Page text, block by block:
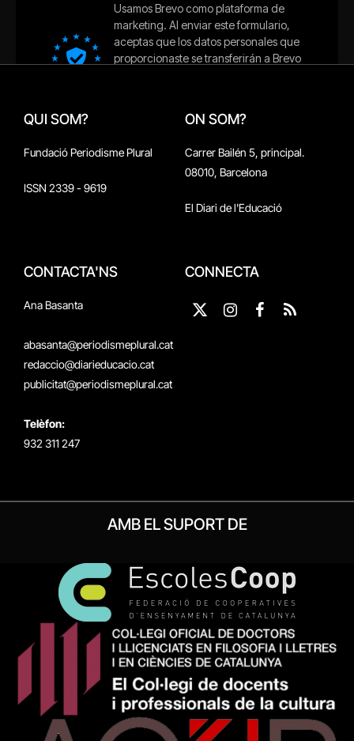
QUI SOM?
Fundació Periodisme Plural
ISSN 2339 - 9619
ON SOM?
Carrer Bailén 5, principal.
08010, Barcelona
El Diari de l'Educació
CONTACTA'NS
Ana Basanta
abasanta@periodismeplural.cat
redaccio@diarieducacio.cat
publicitat@periodismeplural.cat
Telèfon:
932 311 247
CONNECTA
X
Instagram
Facebook
RSS
AMB EL SUPORT DE